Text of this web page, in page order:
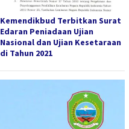
Kemendikbud Terbitkan Surat
Edaran Peniadaan Ujian
Nasional dan Ujian Kesetaraan
di Tahun 2021